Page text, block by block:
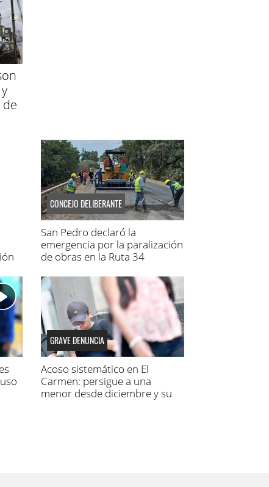
CONCEJO DELIBERANTE
San Pedro declaró la
emergencia por la paralización
de obras en la Ruta 34
GRAVE DENUNCIA
Acoso sistemático en El
Carmen: persigue a una
menor desde diciembre y su